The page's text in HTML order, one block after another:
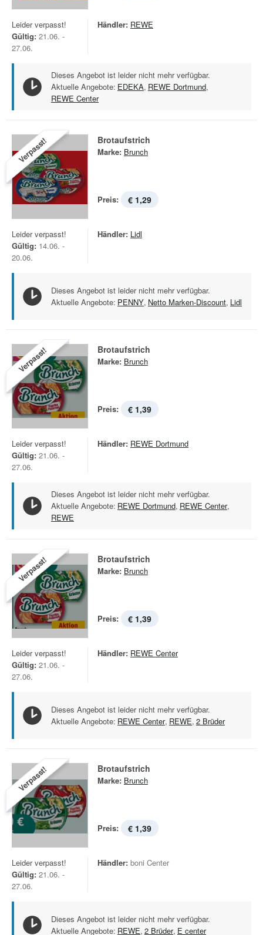
Leider verpasst!
Gültig: 21.06. -
27.06.
Händler: REWE
Dieses Angebot ist leider nicht mehr verfügbar.
Aktuelle Angebote: EDEKA, REWE Dortmund,
REWE Center
Verpasst! Brotaufstrich
Marke: Brunch
Preis: € 1,29
Leider verpasst!
Gültig: 14.06. -
20.06.
Händler: Lidl
Dieses Angebot ist leider nicht mehr verfügbar.
Aktuelle Angebote: PENNY, Netto Marken-Discount, Lidl
Verpasst! Brotaufstrich
Marke: Brunch
Preis: € 1,39
Leider verpasst!
Gültig: 21.06. -
27.06.
Händler: REWE Dortmund
Dieses Angebot ist leider nicht mehr verfügbar.
Aktuelle Angebote: REWE Dortmund, REWE Center,
REWE
Verpasst! Brotaufstrich
Marke: Brunch
Preis: € 1,39
Leider verpasst!
Gültig: 21.06. -
27.06.
Händler: REWE Center
Dieses Angebot ist leider nicht mehr verfügbar.
Aktuelle Angebote: REWE Center, REWE, 2 Brüder
Verpasst! Brotaufstrich
Marke: Brunch
Preis: € 1,39
Leider verpasst!
Gültig: 21.06. -
27.06.
Händler: boni Center
Dieses Angebot ist leider nicht mehr verfügbar.
Aktuelle Angebote: REWE, 2 Brüder, E center